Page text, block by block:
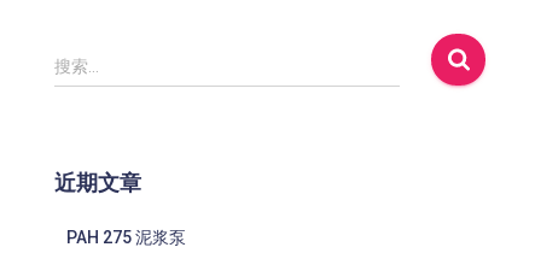
搜
索
搜索…
近期文章
PAH 275 泥浆泵